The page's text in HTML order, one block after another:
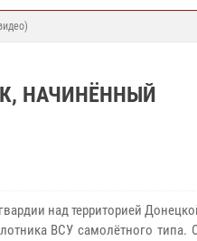
НАЧИНЁННЫЙ
над территорией
ВСУ самолётного типа.